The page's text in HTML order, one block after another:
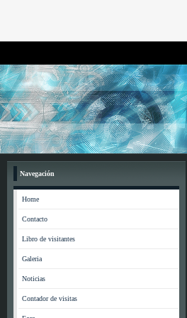
Navegación
Home
Contacto
Libro de visitantes
Galeria
Noticias
Contador de visitas